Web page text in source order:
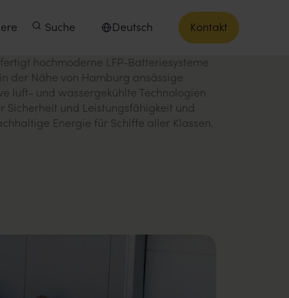
Suche
Sprache auswählen
Deutsch Kontakt
hochmoderne LFP-Batteriesysteme
der Nähe von Hamburg ansässige
luft- und wassergekühlte Technologien
und Leistungsfähigkeit und
Energie für Schiffe aller Klassen.